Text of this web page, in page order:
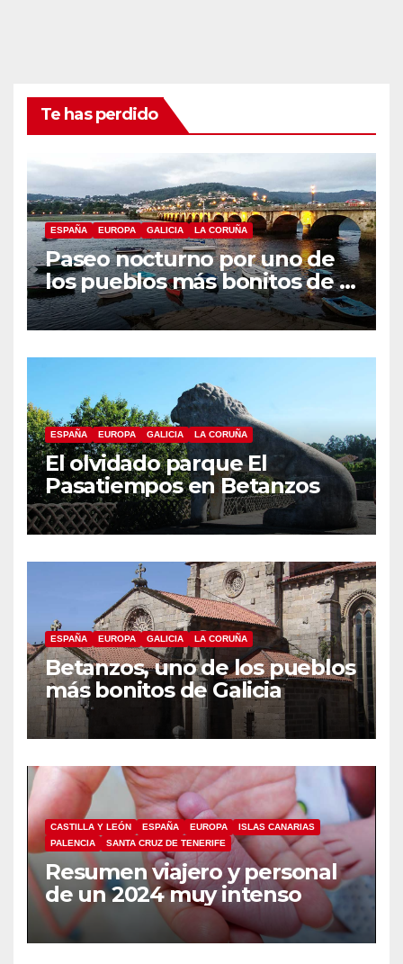
Te has perdido
ESPAÑA EUROPA GALICIA LA CORUÑA
Paseo nocturno por uno de
los pueblos más bonitos de A
Coruña, Puentedeume
ESPAÑA EUROPA GALICIA LA CORUÑA
El olvidado parque El
Pasatiempos en Betanzos
ESPAÑA EUROPA GALICIA LA CORUÑA
Betanzos, uno de los pueblos
más bonitos de Galicia
CASTILLA Y LEÓN ESPAÑA EUROPA
ISLAS CANARIAS
PALENCIA
SANTA CRUZ DE TENERIFE
Resumen viajero y personal
de un 2024 muy intenso